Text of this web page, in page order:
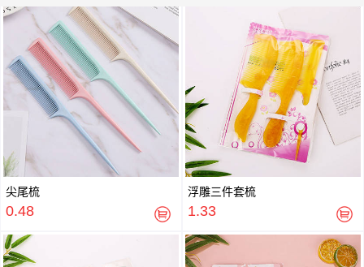
尖尾梳
0.48
浮雕三件套梳
1.33